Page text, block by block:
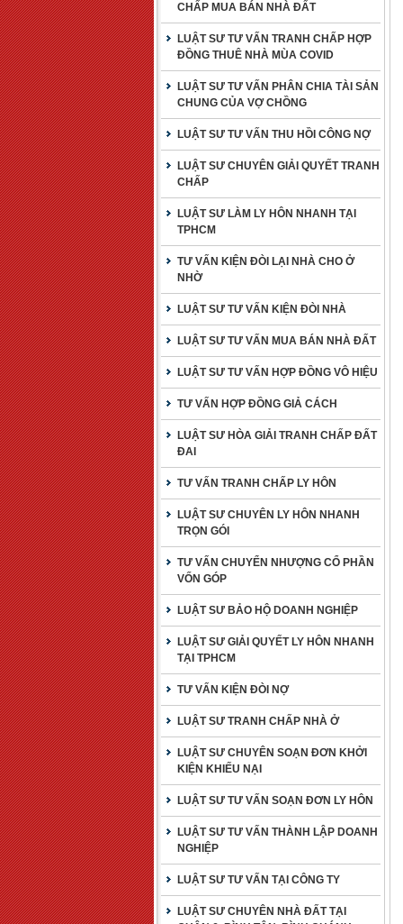
CHẤP MUA BÁN NHÀ ĐẤT
LUẬT SƯ TƯ VẤN TRANH CHẤP HỢP
ĐỒNG THUÊ NHÀ MÙA COVID
LUẬT SƯ TƯ VẤN PHÂN CHIA TÀI SẢN
CHUNG CỦA VỢ CHỒNG
LUẬT SƯ TƯ VẤN THU HỒI CÔNG NỢ
LUẬT SƯ CHUYÊN GIẢI QUYẾT TRANH
CHẤP
LUẬT SƯ LÀM LY HÔN NHANH TẠI
TPHCM
TƯ VẤN KIỆN ĐÒI LẠI NHÀ CHO Ở
NHỜ
LUẬT SƯ TƯ VẤN KIỆN ĐÒI NHÀ
LUẬT SƯ TƯ VẤN MUA BÁN NHÀ ĐẤT
LUẬT SƯ TƯ VẤN HỢP ĐỒNG VÔ HIỆU
TƯ VẤN HỢP ĐỒNG GIẢ CÁCH
LUẬT SƯ HÒA GIẢI TRANH CHẤP ĐẤT
ĐAI
TƯ VẤN TRANH CHẤP LY HÔN
LUẬT SƯ CHUYÊN LY HÔN NHANH
TRỌN GÓI
TƯ VẤN CHUYỂN NHƯỢNG CỔ PHẦN
VỐN GÓP
LUẬT SƯ BẢO HỘ DOANH NGHIỆP
LUẬT SƯ GIẢI QUYẾT LY HÔN NHANH
TẠI TPHCM
TƯ VẤN KIỆN ĐÒI NỢ
LUẬT SƯ TRANH CHẤP NHÀ Ở
LUẬT SƯ CHUYÊN SOẠN ĐƠN KHỞI
KIỆN KHIẾU NẠI
LUẬT SƯ TƯ VẤN SOẠN ĐƠN LY HÔN
LUẬT SƯ TƯ VẤN THÀNH LẬP DOANH
NGHIỆP
LUẬT SƯ TƯ VẤN TẠI CÔNG TY
LUẬT SƯ CHUYÊN NHÀ ĐẤT TẠI